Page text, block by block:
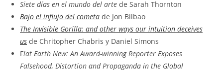
Siete días en el mundo del arte de Sarah Thornton
Bajo el influjo del cometa de Jon Bilbao
The Invisible Gorilla: and other ways our intuition deceives
us de Chritopher Chabris y Daniel Simons
Flat Earth New: An Award-winning Reporter Exposes
Falsehood, Distortion and Propaganda in the Global